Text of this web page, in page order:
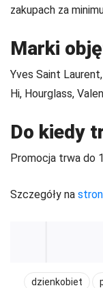
zakupach za
Marki
Yves Saint
Hi, Hourglass,
Do kiedy
Promocja trwa do
Szczegóły na
dzienkobiet